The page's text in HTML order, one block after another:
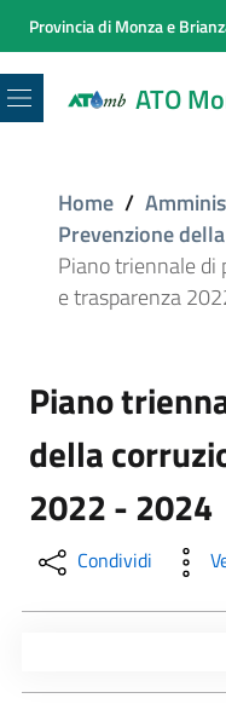
Provincia di Monza e
ATO
Menu
Home /
Prevenzione
Piano triennale di
e trasparenza
Piano
della
2022 - 2024
Condividi